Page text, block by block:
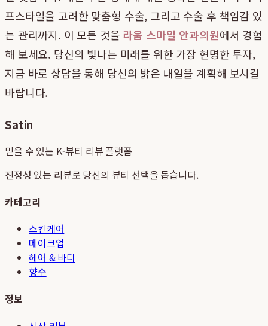
프스타일을 고려한 맞춤형 수술, 그리고 수술 후 책임감 있
는 관리까지. 이 모든 것을 라움 스마일 안과의원에서 경험
해 보세요. 당신의 빛나는 미래를 위한 가장 현명한 투자,
지금 바로 상담을 통해 당신의 밝은 내일을 계획해 보시길
바랍니다.
Satin
믿을 수 있는 K-뷰티 리뷰 플랫폼
진정성 있는 리뷰로 당신의 뷰티 선택을 돕습니다.
카테고리
스킨케어
메이크업
헤어 & 바디
향수
정보